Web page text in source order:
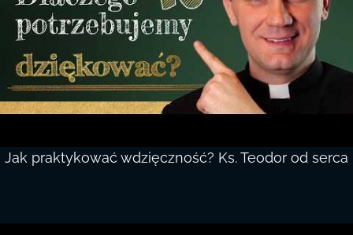
Jak praktykować wdzięczność? Ks. Teodor od serca